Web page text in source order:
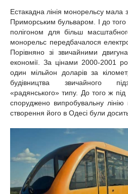
Естакадна лінія монорельсу мала
Приморським бульваром. І до
полігоном для більш
монорельс передбачалося
Порівняно зі звичайними
економії. За цінами 2000-2001
один мільйон доларів за
будівництва звичайного
«радянського» типу. До того ж
споруджено випробувальну
створення його в Одесі були